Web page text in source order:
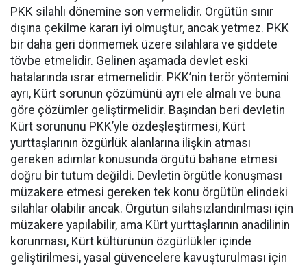
PKK silahlı dönemine son vermelidir. Örgütün sınır
dışına çekilme kararı iyi olmuştur, ancak yetmez. PKK
bir daha geri dönmemek üzere silahlara ve şiddete
tövbe etmelidir. Gelinen aşamada devlet eski
hatalarında ısrar etmemelidir. PKK’nin terör yöntemini
ayrı, Kürt sorunun çözümünü ayrı ele almalı ve buna
göre çözümler geliştirmelidir. Başından beri devletin
Kürt sorununu PKK’yle özdeşleştirmesi, Kürt
yurttaşlarının özgürlük alanlarına ilişkin atması
gereken adımlar konusunda örgütü bahane etmesi
doğru bir tutum değildi. Devletin örgütle konuşması
müzakere etmesi gereken tek konu örgütün elindeki
silahlar olabilir ancak. Örgütün silahsızlandırılması için
müzakere yapılabilir, ama Kürt yurttaşlarının anadilinin
korunması, Kürt kültürünün özgürlükler içinde
geliştirilmesi, yasal güvencelere kavuşturulması için